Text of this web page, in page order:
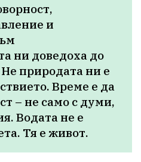
и
ни доведоха до
природата ни е
Време е да
– не само с думи,
Водата не е
Тя е живот.